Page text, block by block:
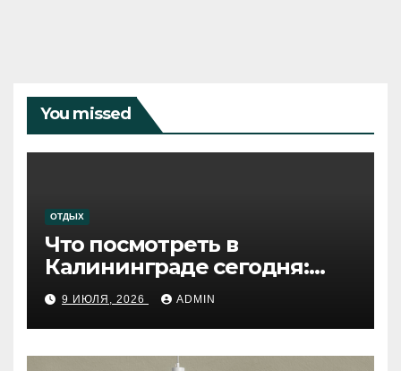
You missed
ОТДЫХ
Что посмотреть в
Калининграде сегодня:
путеводитель по самому
западному городу России
9 ИЮЛЯ, 2026 ADMIN